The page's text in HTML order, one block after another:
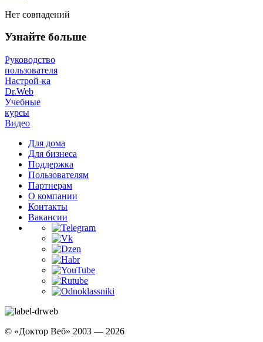
Нет совпадений
Узнайте больше
Руководство
пользователя
Настрой-ка
Dr.Web
Учебные
курсы
Видео
Для дома
Для бизнеса
Поддержка
Пользователям
Партнерам
О компании
Контакты
Вакансии
© «Доктор Веб» 2003 — 2026